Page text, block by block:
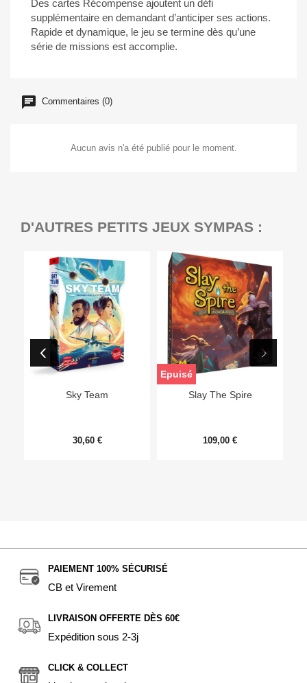
Des cartes Récompense ajoutent un défi
supplémentaire en demandant d’anticiper ses actions.
Rapide et dynamique, le jeu se termine dès qu’une
série de missions est accomplie.
Commentaires (0)
Aucun avis n'a été publié pour le moment.
D'AUTRES PETITS JEUX SYMPAS :
Sky Team
30,60 €
Slay The Spire
109,00 €
Epuisé
PAIEMENT 100% SÉCURISÉ
CB et Virement
LIVRAISON OFFERTE DÈS 60€
Expédition sous 2-3j
CLICK & COLLECT